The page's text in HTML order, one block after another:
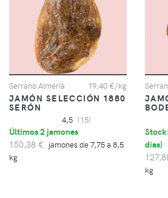
Serrano Almería 19,40 €/kg
JAMÓN SELECCIÓN 1880
SERÓN
4,5 (15)
Últimos 2 jamones
150,38 € jamones de 7,75 a 8,5
kg
días)
kg